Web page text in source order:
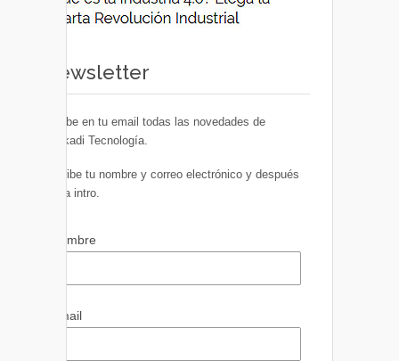
Newsletter
Recibe en tu email todas las novedades de
Euskadi Tecnología.
Escribe tu nombre y correo electrónico y después
pulsa intro.
Nombre
Email